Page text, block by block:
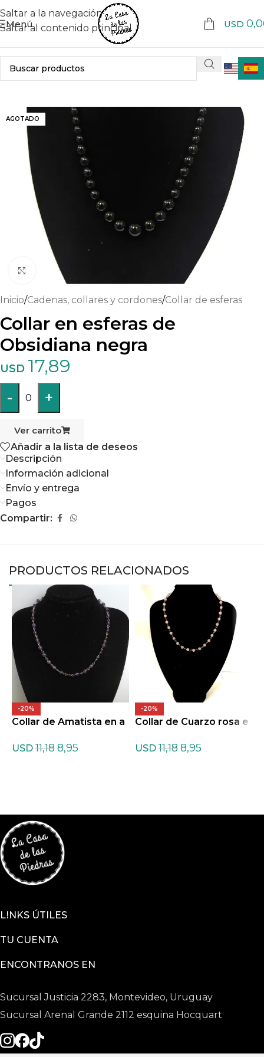
Saltar a la navegación
Saltar al contenido principal
Menú USD
AGOTADO
Haga clic para ampliar
Inicio/Cadenas, collares y cordones/Collar de esferas
Collar en esferas de
Obsidiana negra
USD 17,89
- 0 +
Ver carrito
Añadir a la lista de deseos
Descripción
Información adicional
Envío y entrega
Pagos
Compartir:
PRODUCTOS RELACIONADOS
-20%
Collar de Amatista en a
USD 11,188,95
-20%
Collar de Cuarzo rosa e
USD 11,188,95
LINKS ÚTILES
TU CUENTA
ENCONTRANOS EN
Sucursal Justicia 2283, Montevideo, Uruguay
Sucursal Arenal Grande 2112 esquina Hocquart